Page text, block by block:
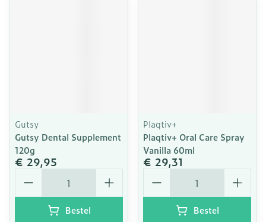
Gutsy
Gutsy Dental Supplement
120g
€ 29,95
Aantal
Bestel
Plaqtiv+
Plaqtiv+ Oral Care Spray
Vanilla 60ml
€ 29,31
Aantal
Bestel